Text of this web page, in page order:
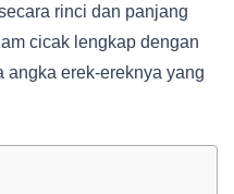
rinci dan panjang
cicak lengkap dengan
angka erek-ereknya yang